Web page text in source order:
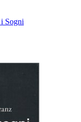
Sogni